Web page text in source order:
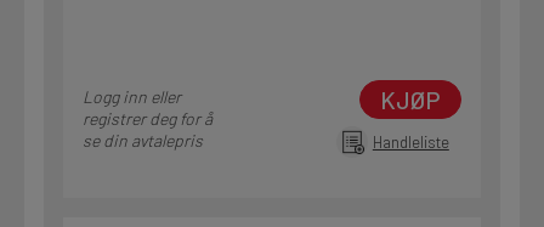
Logg inn eller
registrer deg for å
se din avtalepris
KJØP
Handleliste